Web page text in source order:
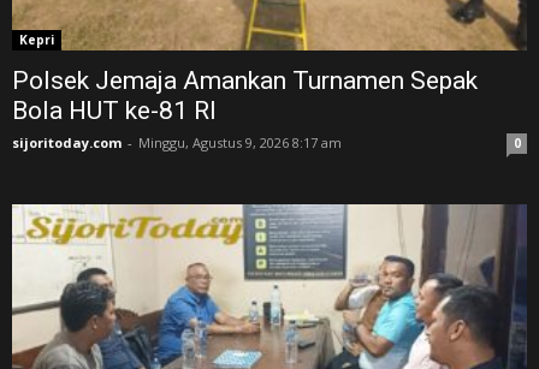
Kepri
Polsek Jemaja Amankan Turnamen Sepak
Bola HUT ke-81 RI ‎
sijoritoday.com - Minggu, Agustus 9, 2026 8:17 am 0